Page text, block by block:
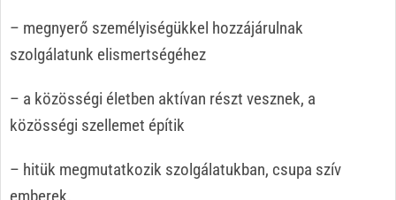
– megnyerő személyiségükkel hozzájárulnak
szolgálatunk elismertségéhez
– a közösségi életben aktívan részt vesznek, a
közösségi szellemet építik
– hitük megmutatkozik szolgálatukban, csupa szív
emberek.